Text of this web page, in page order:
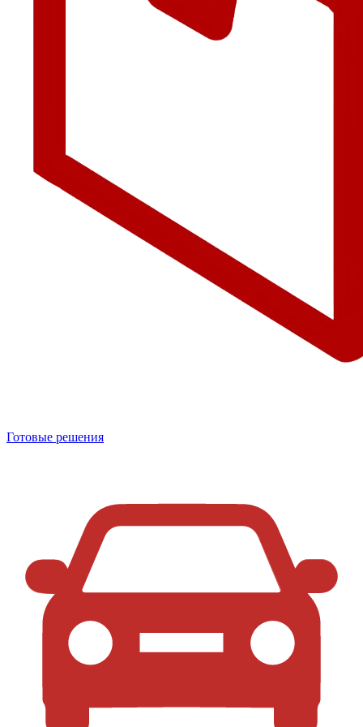
Готовые решения